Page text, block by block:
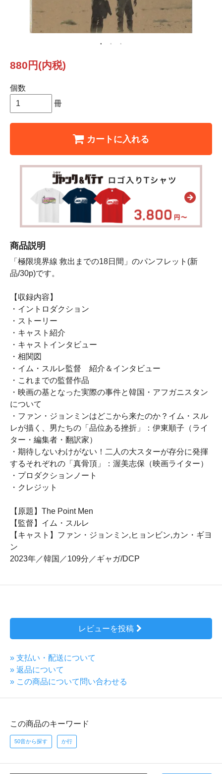
880円(内税)
個数
冊
カートに入れる
商品説明
「極限境界線 救出までの18日間」のパンフレット(新
品/30p)です。
【収録内容】
・イントロダクション
・ストーリー
・キャスト紹介
・キャストインタビュー
・相関図
・イム・スルレ監督 紹介＆インタビュー
・これまでの監督作品
・映画の基となった実際の事件と韓国・アフガニスタン
について
・ファン・ジョンミンはどこから来たのか？イム・スル
レが描く、男たちの「品位ある挫折」：伊東順子（ライ
ター・編集者・翻訳家）
・期待しないわけがない！二人の大スターが存分に発揮
するそれぞれの「真骨頂」：渥美志保（映画ライター）
・プロダクションノート
・クレジット
【原題】The Point Men
【監督】イム・スルレ
【キャスト】ファン・ジョンミン,ヒョンビン,カン・ギヨ
ン
2023年／韓国／109分／ギャガ/DCP
レビューを投稿
» 支払い・配送について
» 返品について
» この商品について問い合わせる
この商品のキーワード
50音から探す か行